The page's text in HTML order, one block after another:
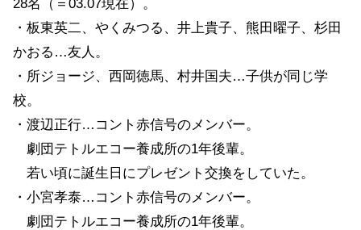
28名（＝03.07現在）。
・板東英二、やくみつる、井上貴子、熊田曜子、杉田
かおる…友人。
・所ジョージ、西岡徳馬、村井国夫…子供が同じ学
校。
・渡辺正行…コント赤信号のメンバー。
劇団テトルエコー養成所の1年後輩。
若い頃に誕生日にプレゼント交換をしていた。
・小宮孝泰…コント赤信号のメンバー。
劇団テトルエコー養成所の1年後輩。